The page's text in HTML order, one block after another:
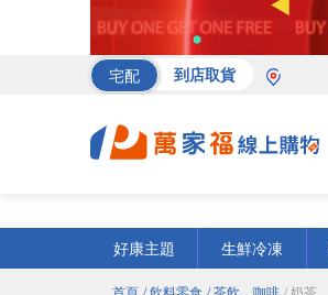
宅配 到店取貨
好康主題
生鮮冷凍
首頁 / 飲料零食 / 茶飲．咖啡 / 奶茶